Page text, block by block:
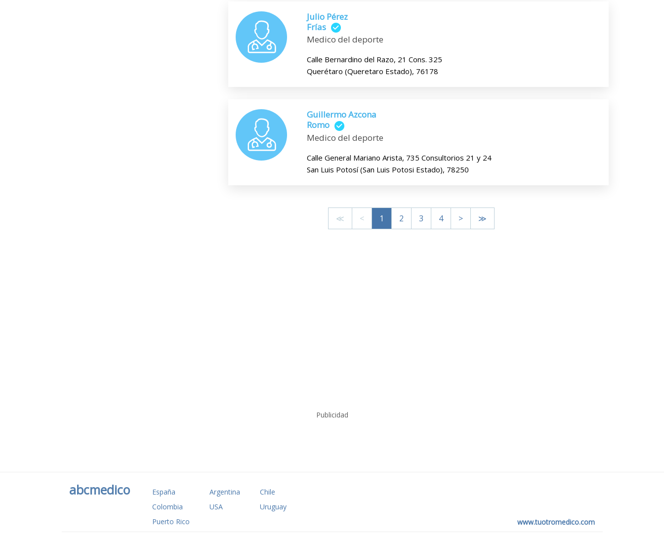
Julio Pérez
Frías
Medico del deporte
Calle Bernardino del Razo, 21 Cons. 325
Querétaro (Queretaro Estado), 76178
Guillermo Azcona
Romo
Medico del deporte
Calle General Mariano Arista, 735 Consultorios 21 y 24
San Luis Potosí (San Luis Potosi Estado), 78250
≪ < 1 2 3 4 > ≫
Publicidad
abcmedico España Argentina
Chile
Colombia
USA
Uruguay
Puerto Rico
www.tuotromedico.com